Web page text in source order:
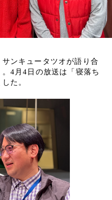
ンキュータツオが語り合
4月4日の放送は「寝落ち
た。